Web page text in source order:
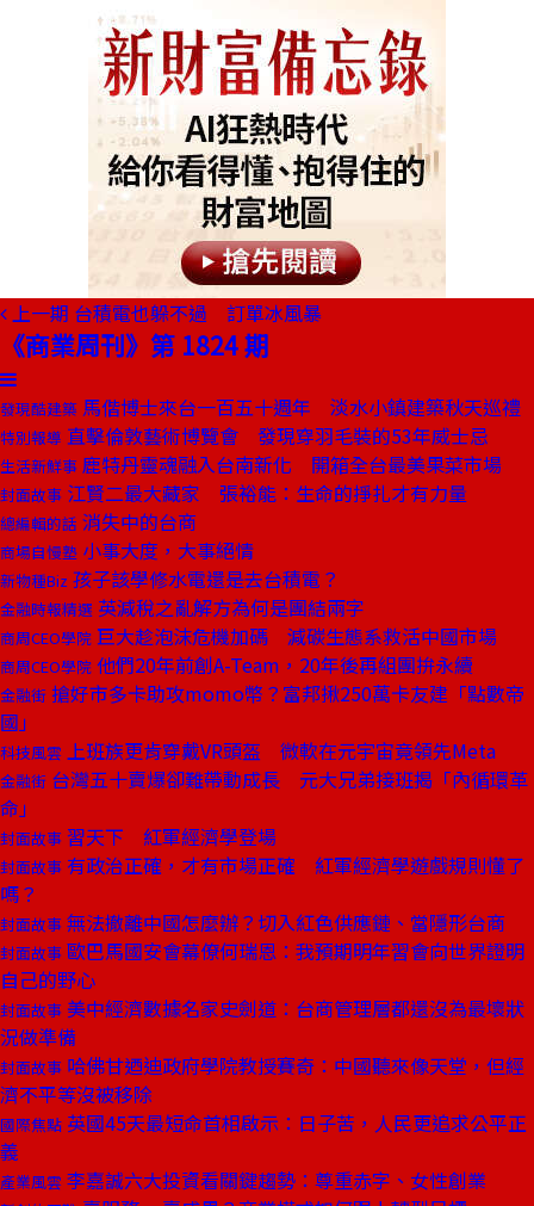
上一期 台積電也躲不過 訂單冰風暴
《商業周刊》第 1824 期
發現酷建築 馬偕博士來台一百五十週年 淡水小鎮建築秋天巡禮
特別報導 直擊倫敦藝術博覽會 發現穿羽毛裝的53年威士忌
生活新鮮事 鹿特丹靈魂融入台南新化 開箱全台最美果菜市場
封面故事 江賢二最大藏家 張裕能：生命的掙扎才有力量
總編輯的話 消失中的台商
商場自慢塾 小事大度，大事絕情
新物種Biz 孩子該學修水電還是去台積電？
金融時報精選 英減稅之亂解方為何是團結兩字
商周CEO學院 巨大趁泡沫危機加碼 減碳生態系救活中國市場
商周CEO學院 他們20年前創A-Team，20年後再組團拚永續
金融街 搶好市多卡助攻momo幣？富邦揪250萬卡友建「點數帝
國」
科技風雲 上班族更肯穿戴VR頭盔 微軟在元宇宙竟領先Meta
金融街 台灣五十賣爆卻難帶動成長 元大兄弟接班揭「內循環革
命」
封面故事 習天下 紅軍經濟學登場
封面故事 有政治正確，才有市場正確 紅軍經濟學遊戲規則懂了
嗎？
封面故事 無法撤離中國怎麼辦？切入紅色供應鏈、當隱形台商
封面故事 歐巴馬國安會幕僚何瑞恩：我預期明年習會向世界證明
自己的野心
封面故事 美中經濟數據名家史劍道：台商管理層都還沒為最壞狀
況做準備
封面故事 哈佛甘迺迪政府學院教授賽奇：中國聽來像天堂，但經
濟不平等沒被移除
國際焦點 英國45天最短命首相啟示：日子苦，人民更追求公平正
義
產業風雲 李嘉誠六大投資看關鍵趨勢：尊重赤字、女性創業